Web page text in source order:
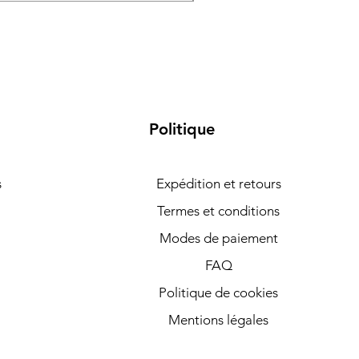
Politique
Expédition et retours
Termes et conditions
Modes de paiement
FAQ
Politique de cookies
Mentions légales